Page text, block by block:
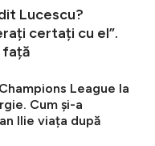
Lucescu?
certați cu el”.
față
League la
Cum și-a
Ilie viața după